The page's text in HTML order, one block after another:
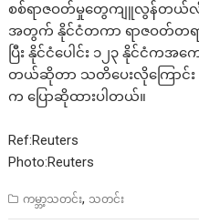
စစ်ရာဇဝတ်မှုတွေကျူလွန်တယ်
အတွက် နိုင်ငံတကာ ရာဇဝတ်တရ
ပြီး နိုင်ငံပေါင်း ၁၂၃ နိုင်ငံက
တယ်ဆိုတာ သတိပေးလိုကြောင်း ယူ
က ပြောဆိုထားပါတယ်။
Ref:Reuters
Photo:Reuters
ကမ္ဘာ့သတင်း, သတင်း